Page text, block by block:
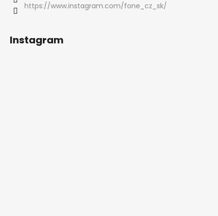
https://www.instagram.com/fone_cz_sk/
Instagram